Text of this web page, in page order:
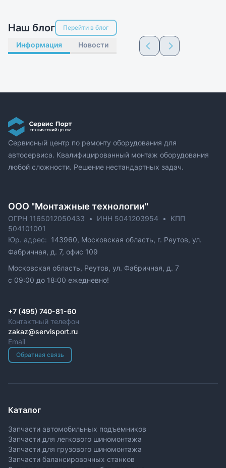
Наш блог Перейти в блог
Информация Новости
Сервисный центр по ремонту оборудования для
автосервиса. Квалифицированный монтаж оборудования
любой сложности. Решение нестандартных задач.
ОOO "Монтажные технологии"
ОГРН 1165012050433 • ИНН 5041203954 •
КПП
504101001
Юр. адрес: 143960, Московская область, г. Реутов, ул.
Фабричная, д. 7, офис 109
Московская область, Реутов, ул. Фабричная, д. 7
c 09:00 до 18:00 ежедневно!
+7 (495) 740-81-60
Контактный телефон
zakaz@servisport.ru
Email
Обратная связь
Каталог
Запчасти автомобильных подъемников
Запчасти для легкового шиномонтажа
Запчасти для грузового шиномонтажа
Запчасти балансировочных станков